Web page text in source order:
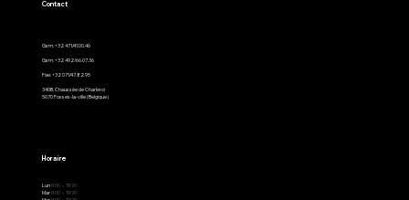
Contact
Gsm: +32 471/41.00.46
Gsm: +32 492/66.07.36
Fixe: +32 071/47.82.95
340B, Chaussée de Charleroi
5070 Fosses-la-ville (Belgique)
Horaire
Lun9:00 - 19:30
Mar9:00 - 19:30